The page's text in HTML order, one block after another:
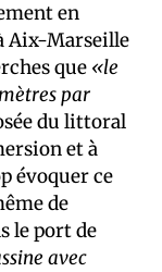
en
Aix-Marseille
que «le
par
du littoral
et à
évoquer ce
de
le port de
avec